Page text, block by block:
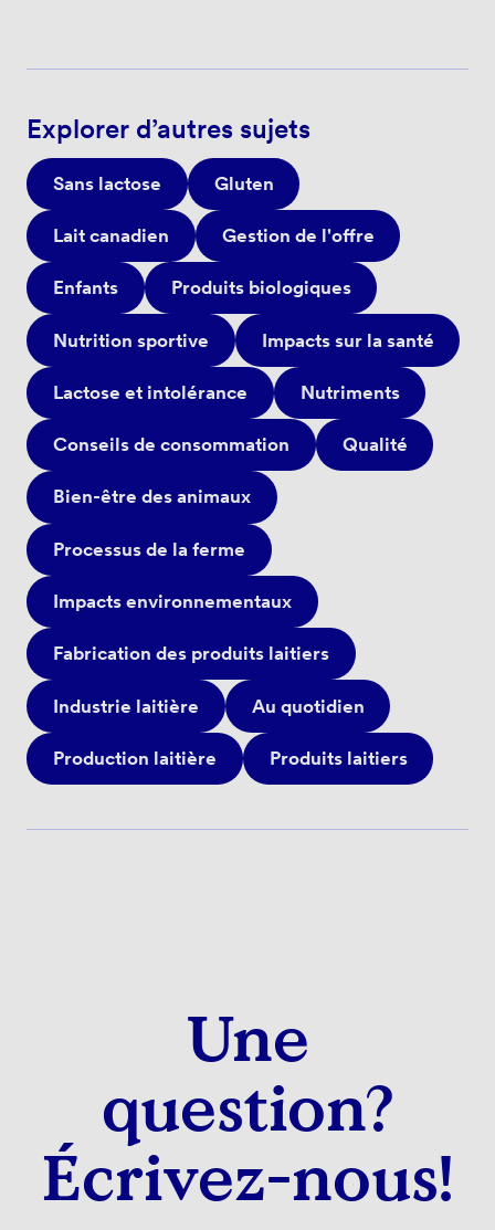
Explorer d’autres sujets
Sans lactose Gluten
Lait canadien Gestion de l'offre
Enfants Produits biologiques
Nutrition sportive Impacts sur la santé
Lactose et intolérance Nutriments
Conseils de consommation Qualité
Bien-être des animaux
Processus de la ferme
Impacts environnementaux
Fabrication des produits laitiers
Industrie laitière Au quotidien
Production laitière Produits laitiers
Une
question?
Écrivez-nous!